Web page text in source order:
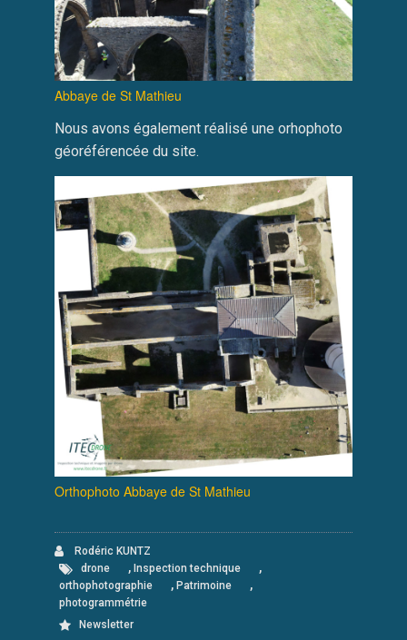
Abbaye de St Mathieu
Nous avons également réalisé une orhophoto
géoréférencée du site.
Orthophoto Abbaye de St Mathieu
Rodéric KUNTZ
drone
, Inspection technique ,
orthophotographie , Patrimoine ,
photogrammétrie
Newsletter